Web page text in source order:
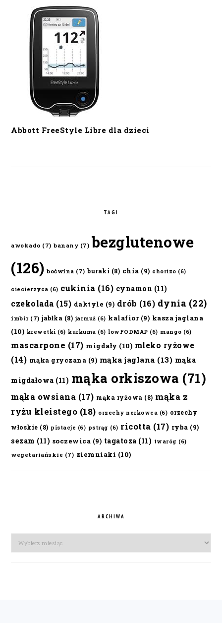
Abbott FreeStyle Libre dla dzieci
TAGI
awokado (7) banany (7) bezglutenowe
(126) boćwina (7) buraki (8) chia (9) chorizo (6)
ciecierzyca (6) cukinia (16) cynamon (11)
czekolada (15) daktyle (9) drób (16) dynia (22)
imbir (7) jabłka (8) jarmuż (6) kalafior(9) kasza jaglana
(10) krewetki (6) kurkuma (6) lowFODMAP (6) mango (6)
mascarpone (17) migdały (10) mleko ryżowe
(14) mąka gryczana (9) mąka jaglana (13) mąka
migdałowa (11) mąka orkiszowa (71)
mąka owsiana (17) mąka ryżowa (8) mąka z
ryżu kleistego (18) orzechy nerkowca (6) orzechy
włoskie (8) pistacje (6) pstrąg (6) ricotta (17) ryba (9)
sezam (11) soczewica (9) tagatoza (11) twaróg (6)
wegetariańskie (7) ziemniaki (10)
ARCHIWA
Archiwa